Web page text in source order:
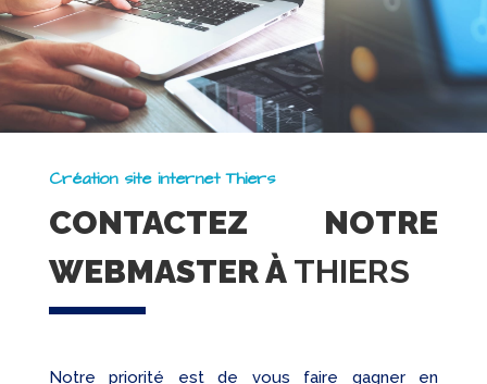
Création site internet Thiers
CONTACTEZ NOTRE
WEBMASTER À THIERS
Notre priorité est de vous faire gagner en